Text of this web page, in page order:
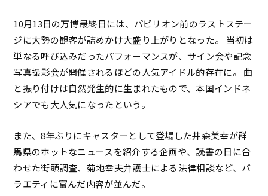
10月13日の万博最終日には、パビリオン前のラストステー
ジに大勢の観客が詰めかけ大盛り上がりとなった。 当初は
単なる呼び込みだったパフォーマンスが、サイン会や記念
写真撮影会が開催されるほどの人気アイドル的存在に。 曲
と振り付けは自然発生的に生まれたもので、本国インドネ
シアでも大人気になったという。
また、8年ぶりにキャスターとして登場した井森美幸が群
馬県のホットなニュースを紹介する企画や、読書の日に合
わせた街頭調査、菊地幸夫弁護士による法律相談など、バ
ラエティに富んだ内容が並んだ。